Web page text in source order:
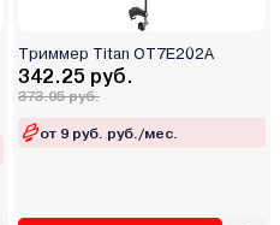
Триммер Titan OT7E202A
342.25 руб.
373.05 руб.
от 9 руб. руб./мес.